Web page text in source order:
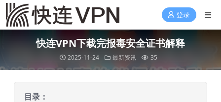
登录
快连VPN下载完报毒安全证书解释
2025-11-24 最新资讯 35
目录：